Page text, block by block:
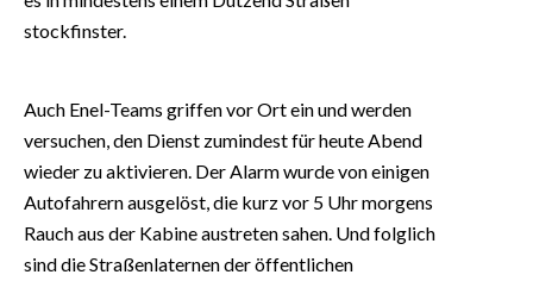
PUBBLICITÀ
STORE
stockfinster.
Auch Enel-Teams griffen vor Ort ein und werden
versuchen, den Dienst zumindest für heute Abend
wieder zu aktivieren. Der Alarm wurde von einigen
Autofahrern ausgelöst, die kurz vor 5 Uhr morgens
Rauch aus der Kabine austreten sahen. Und folglich
sind die Straßenlaternen der öffentlichen